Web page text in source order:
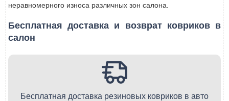
неравномерного износа различных зон салона.
Бесплатная доставка и возврат ковриков в
салон
Бесплатная доставка резиновых ковриков в авто